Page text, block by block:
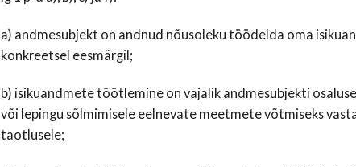
a) andmesubjekt on andnud nõusoleku töödelda oma
konkreetsel eesmärgil;
b) isikuandmete töötlemine on vajalik andmesubjekti
või lepingu sõlmimisele eelnevate meetmete võtmiseks
taotlusele;